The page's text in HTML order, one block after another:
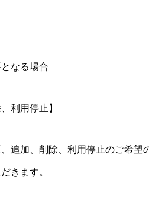
なる場合
利用停止】
追加、削除、利用停止のご希
きます。